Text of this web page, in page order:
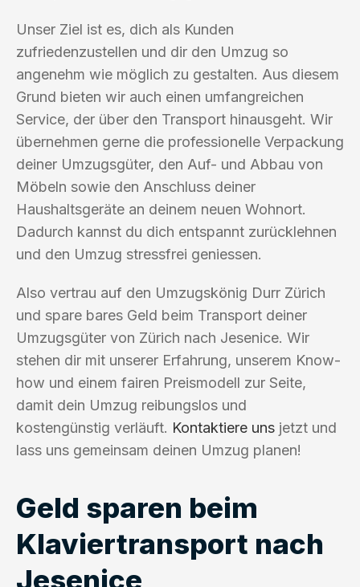
Unser Ziel ist es, dich als Kunden
zufriedenzustellen und dir den Umzug so
angenehm wie möglich zu gestalten. Aus diesem
Grund bieten wir auch einen umfangreichen
Service, der über den Transport hinausgeht. Wir
übernehmen gerne die professionelle Verpackung
deiner Umzugsgüter, den Auf- und Abbau von
Möbeln sowie den Anschluss deiner
Haushaltsgeräte an deinem neuen Wohnort.
Dadurch kannst du dich entspannt zurücklehnen
und den Umzug stressfrei geniessen.
Also vertrau auf den Umzugskönig Durr Zürich
und spare bares Geld beim Transport deiner
Umzugsgüter von Zürich nach Jesenice. Wir
stehen dir mit unserer Erfahrung, unserem Know-
how und einem fairen Preismodell zur Seite,
damit dein Umzug reibungslos und
kostengünstig verläuft. Kontaktiere uns jetzt und
lass uns gemeinsam deinen Umzug planen!
Geld sparen beim
Klaviertransport nach
Jesenice